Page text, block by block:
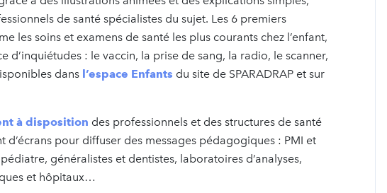
de santé spécialistes du sujet. Les 6 premiers
les soins et examens de santé les plus courants chez l’enfant,
d’inquiétudes : le vaccin, la prise de sang, la radio, le scanner,
dans l’espace Enfants du site de SPARADRAP et sur
à disposition des professionnels et des structures de santé
d’écrans pour diffuser des messages pédagogiques : PMI et
généralistes et dentistes, laboratoires d’analyses,
et hôpitaux…